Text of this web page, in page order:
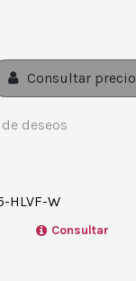
Consultar precio
deseos
HLVF-W
Consultar